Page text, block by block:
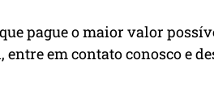
pague o maior valor
em contato conosco e